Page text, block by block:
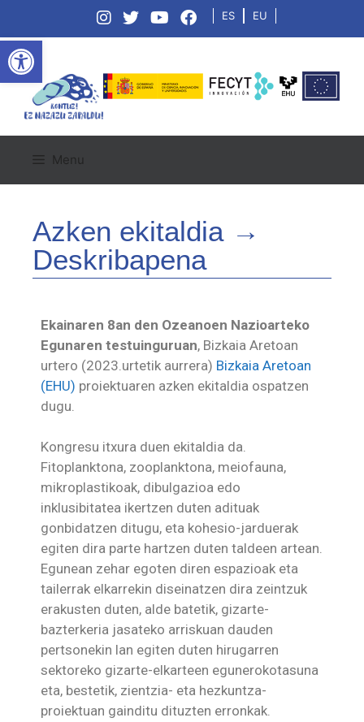
Open toolbar
ES EU
Menu
Azken ekitaldia →
Deskribapena
Ekainaren 8an den Ozeanoen Nazioarteko
Egunaren testuinguruan, Bizkaia Aretoan
urtero (2023.urtetik aurrera) Bizkaia Aretoan
(EHU) proiektuaren azken ekitaldia ospatzen
dugu.
Kongresu itxura duen ekitaldia da.
Fitoplanktona, zooplanktona, meiofauna,
mikroplastikoak, dibulgazioa edo
inklusibitatea ikertzen duten adituak
gonbidatzen ditugu, eta kohesio-jarduerak
egiten dira parte hartzen duten taldeen artean.
Egunean zehar egoten diren espazioak eta
tailerrak elkarrekin diseinatzen dira zeintzuk
erakusten duten, alde batetik, gizarte-
bazterkeria jasateko arriskuan dauden
pertsonekin lan egiten duten hirugarren
sektoreko gizarte-elkarteen egunerokotasuna
eta, bestetik, zientzia- eta hezkuntza-
proiektuan gainditu dituzten erronkak.